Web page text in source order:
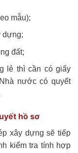
mẫu);
dựng;
đất;
lẻ thì cần có giấy
nước có quyết
hồ sơ
xây dựng sẽ tiếp
kiểm tra tính hợp